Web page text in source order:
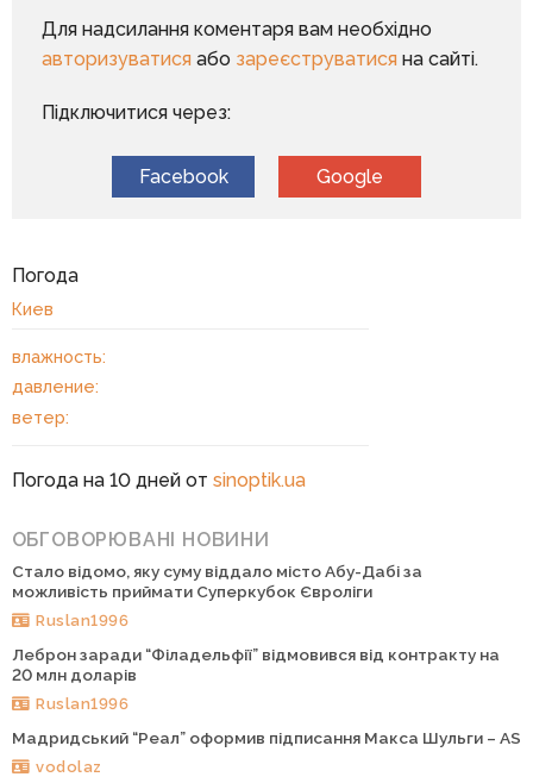
Для надсилання коментаря вам необхідно
авторизуватисяабо зареєструватисяна сайті.
Підключитися через:
Facebook Google
Погода
Киев
влажность:
давление:
ветер:
Погода на 10 дней от sinoptik.ua
ОБГОВОРЮВАНІ НОВИНИ
Стало відомо, яку суму віддало місто Абу-Дабі за
можливість приймати Суперкубок Євроліги
Ruslan1996
Леброн заради “Філадельфії” відмовився від контракту на
20 млн доларів
Ruslan1996
Мадридський “Реал” оформив підписання Макса Шульги – AS
vodolaz